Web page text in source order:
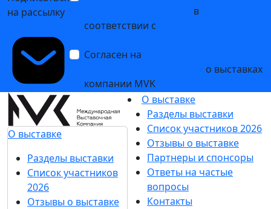
на рассылку
в
соответствии с
Согласен на
о выставках
компании MVK
О выставке
Разделы выставки
Список участников
2026
Отзывы о выставке
О выставке
Разделы выставки
Список участников 2026
Отзывы о выставке
Партнеры и спонсоры
Ответы на частые
вопросы
Контакты